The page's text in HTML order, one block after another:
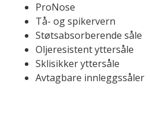
ProNose
Tå- og spikervern
Støtsabsorberende såle
Oljeresistent yttersåle
Sklisikker yttersåle
Avtagbare innleggssåler